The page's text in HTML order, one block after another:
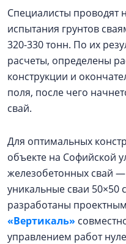
Специалисты проводят
испытания грунтов
320-330 тонн. По их
расчеты, определены
конструкции и
поля, после чего
свай.
Для оптимальных
объекте на Софийской
железобетонных свай
уникальные сваи 50×50
разработаны
«Вертикаль»
управлением работ